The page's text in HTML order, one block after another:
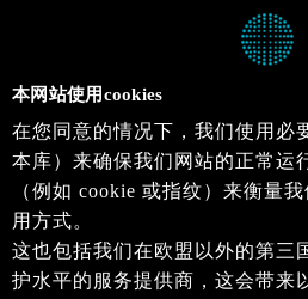
本网站使用cookies
在您同意的情况下，我们使用必
本库）来确保我们网站的正常运
（例如 cookie 或指纹）来衡量
用方式。
这也包括我们在欧盟以外的第三
护水平的服务提供商，这会带来